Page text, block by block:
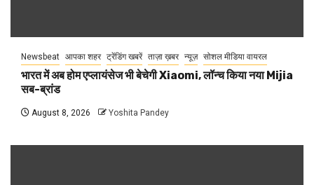
Newsbeat आपका शहर ट्रेंडिंग खबरें ताज़ा ख़बर न्यूज़ सोशल मीडिया वायरल
भारत में अब होम एप्लायंसेज भी बेचेगी Xiaomi, लॉन्च किया नया Mijia
सब-ब्रांड
August 8, 2026 Yoshita Pandey